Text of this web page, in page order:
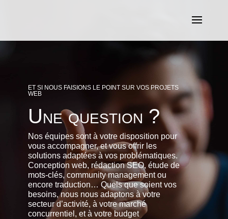
ET SI NOUS FAISIONS LE POINT SUR VOS PROJETS
WEB
Une question ?
Nos équipes sont à votre disposition pour
vous accompagner, et vous offrir les
solutions adaptées à vos problématiques.
Conception web, rédaction SEO, étude de
mots-clés, community management ou
encore traduction… Quels que soient vos
besoins, nous nous adaptons à votre
secteur d’activité, à votre marché
concurrentiel, et à votre budget